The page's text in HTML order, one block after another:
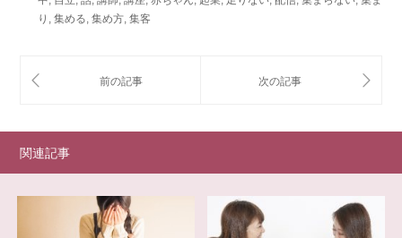
り , 集める, 集め方, 集客
関連記事